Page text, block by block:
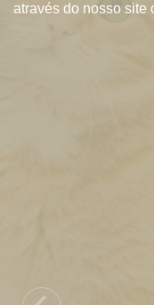
através do nosso site